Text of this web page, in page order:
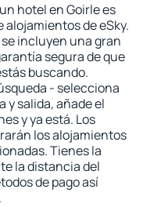
hotel en Goirle es
de eSky.
incluyen una gran
segura de que
buscando.
- selecciona
y salida, añade el
y ya está. Los
los alojamientos
Tienes la
la distancia del
de pago así